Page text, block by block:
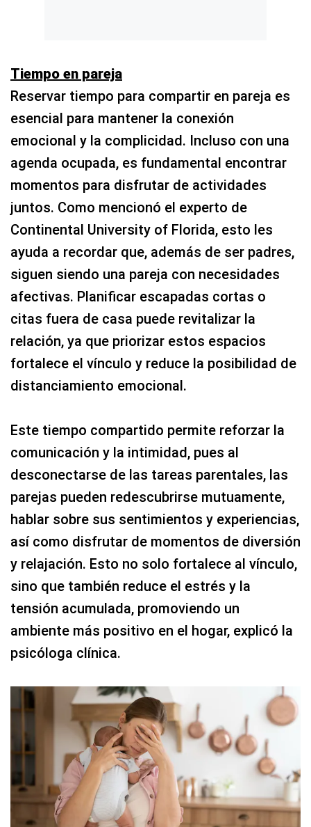
Tiempo en pareja
Reservar tiempo para compartir en pareja es
esencial para mantener la conexión
emocional y la complicidad. Incluso con una
agenda ocupada, es fundamental encontrar
momentos para disfrutar de actividades
juntos. Como mencionó el experto de
Continental University of Florida, esto les
ayuda a recordar que, además de ser padres,
siguen siendo una pareja con necesidades
afectivas. Planificar escapadas cortas o
citas fuera de casa puede revitalizar la
relación, ya que priorizar estos espacios
fortalece el vínculo y reduce la posibilidad de
distanciamiento emocional.
Este tiempo compartido permite reforzar la
comunicación y la intimidad, pues al
desconectarse de las tareas parentales, las
parejas pueden redescubrirse mutuamente,
hablar sobre sus sentimientos y experiencias,
así como disfrutar de momentos de diversión
y relajación. Esto no solo fortalece al vínculo,
sino que también reduce el estrés y la
tensión acumulada, promoviendo un
ambiente más positivo en el hogar, explicó la
psicóloga clínica.